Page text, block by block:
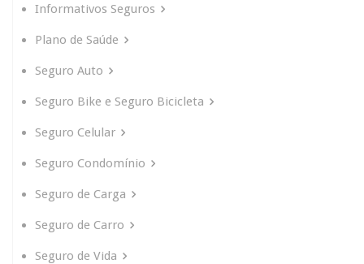
Informativos Seguros
Plano de Saúde
Seguro Auto
Seguro Bike e Seguro Bicicleta
Seguro Celular
Seguro Condomínio
Seguro de Carga
Seguro de Carro
Seguro de Vida